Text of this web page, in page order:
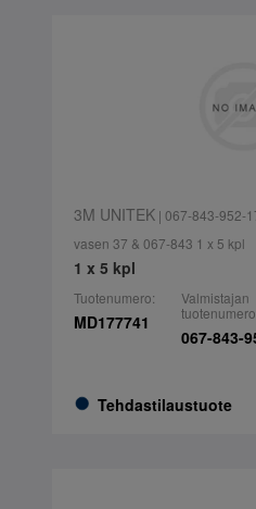
3M UNITEK| 067-843-952-
vasen 37 & 067-843 1 x 5 kpl
1 x 5 kpl
Tuotenumero:
MD177741
Tehdastilaustuote
Valmistajan
067-843-